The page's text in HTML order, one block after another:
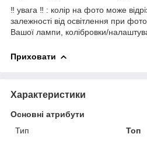
‼️ увага ‼️ : колір на фото може
залежності від освітлення при
Вашої лампи, колібровки/
Приховати
Характеристики
Основні атрибути
Тип
Топ